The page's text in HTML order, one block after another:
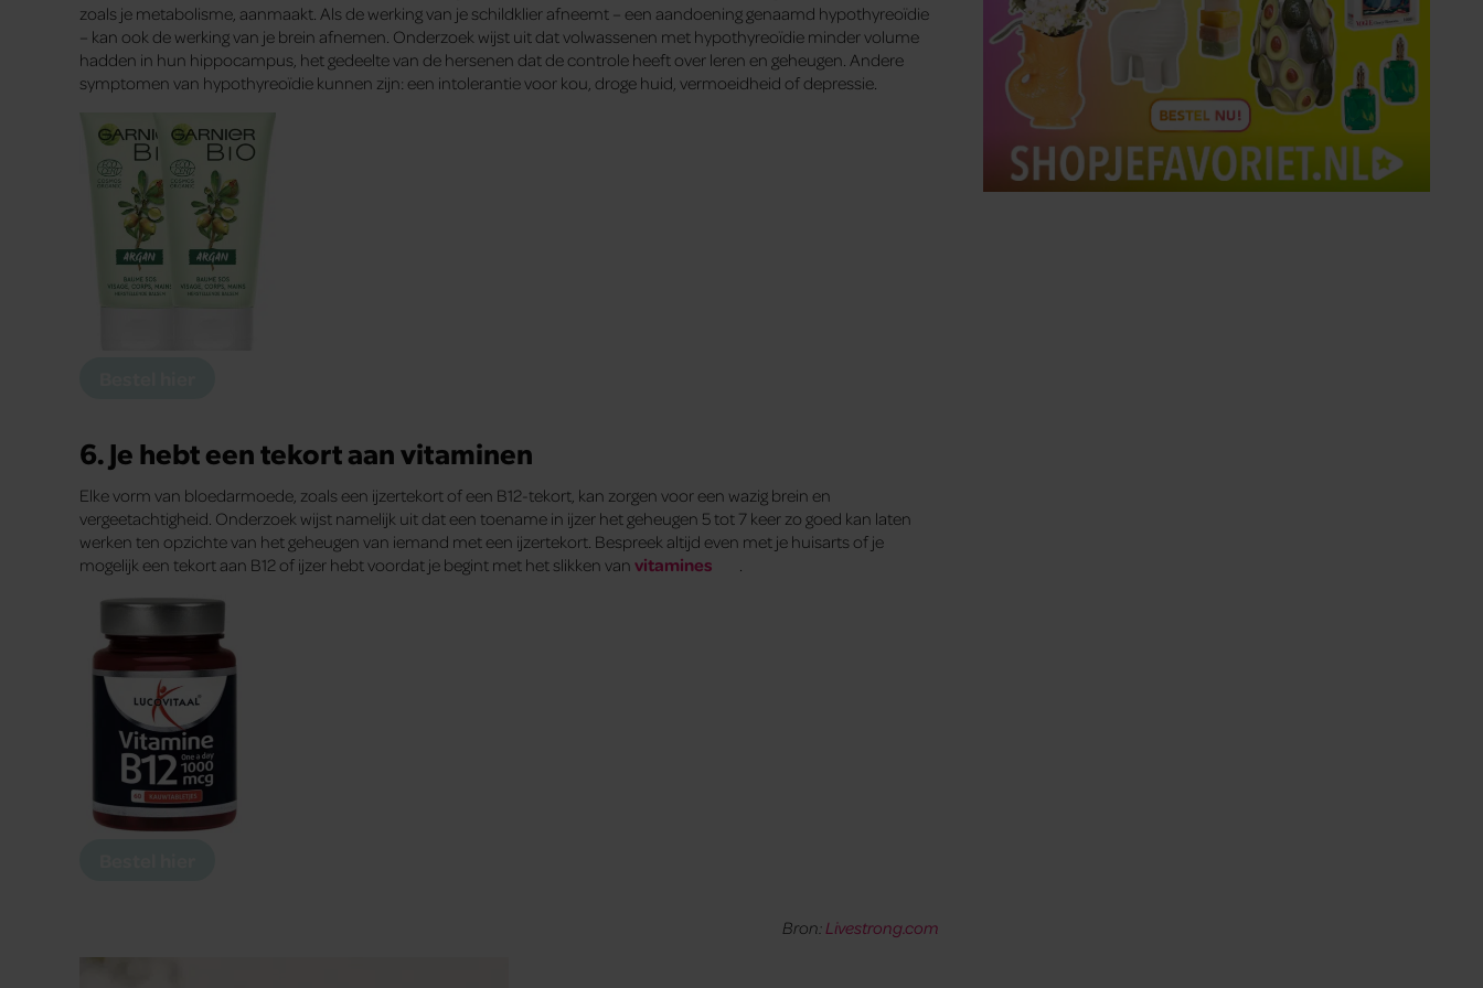
zoals je metabolisme, aanmaakt. Als de werking van je schildklier afneemt – een aandoening genaamd hypothyreoïdie
– kan ook de werking van je brein afnemen. Onderzoek wijst uit dat volwassenen met hypothyreoïdie minder volume
hadden in hun hippocampus, het gedeelte van de hersenen dat de controle heeft over leren en geheugen. Andere
symptomen van hypothyreoïdie kunnen zijn: een intolerantie voor kou, droge huid, vermoeidheid of depressie.
6. Je hebt een tekort aan vitaminen
Elke vorm van bloedarmoede, zoals een ijzertekort of een B12-tekort, kan zorgen voor een wazig brein en
vergeetachtigheid. Onderzoek wijst namelijk uit dat een toename in ijzer het geheugen 5 tot 7 keer zo goed kan laten
werken ten opzichte van het geheugen van iemand met een ijzertekort. Bespreek altijd even met je huisarts of je
mogelijk een tekort aan B12 of ijzer hebt voordat je begint met het slikken van vitamines .
Bron: Livestrong.com